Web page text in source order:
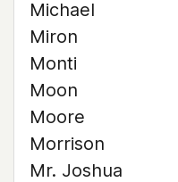
Michael
Miron
Monti
Moon
Moore
Morrison
Mr. Joshua